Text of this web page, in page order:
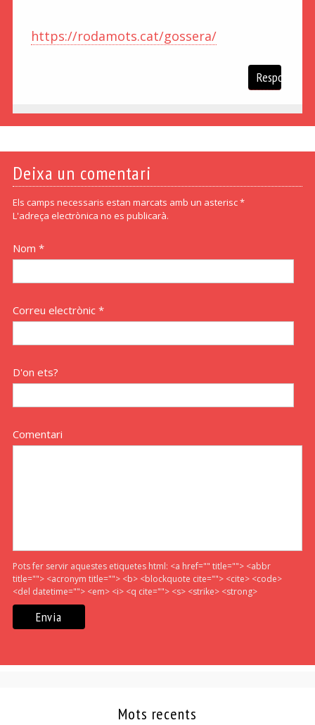
https://rodamots.cat/gossera/
Respon
Deixa un comentari
Els camps necessaris estan marcats amb un asterisc *
L'adreça electrònica no es publicarà.
Nom *
Correu electrònic *
D'on ets?
Comentari
Pots fer servir aquestes etiquetes html: <a href="" title=""> <abbr
title=""> <acronym title=""> <b> <blockquote cite=""> <cite> <code>
<del datetime=""> <em> <i> <q cite=""> <s> <strike> <strong>
Mots recents